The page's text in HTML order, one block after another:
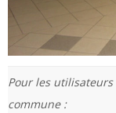
Pour les utilisateurs
commune :